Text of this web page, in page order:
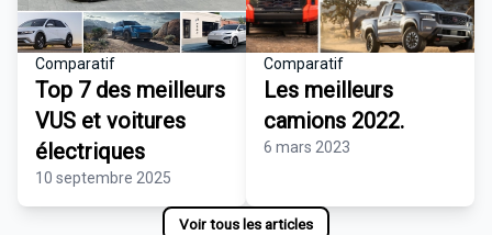
Comparatif
Top 7 des meilleurs
VUS et voitures
électriques
10 septembre 2025
Comparatif
Les meilleurs
camions 2022.
6 mars 2023
Voir tous les articles